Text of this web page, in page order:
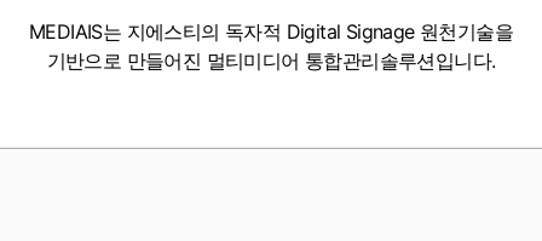
MEDIAIS는 지에스티의 독자적 Digital Signage 원천기술을
기반으로 만들어진 멀티미디어 통합관리솔루션입니다.